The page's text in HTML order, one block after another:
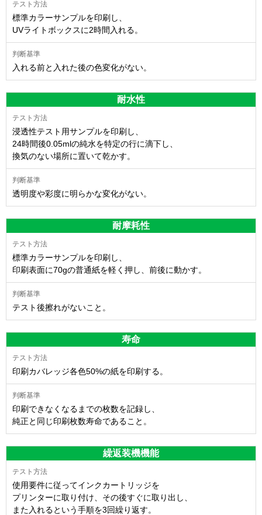
標準カラーサンプルを印刷し、
UVライトボックスに2時間入れる。
入れる前と入れた後の色変化がない。
耐水性
浸透性テスト用サンプルを印刷し、
24時間後0.05mlの純水を特定の行に滴下し、
換気のない場所に置いて乾かす。
透明度や彩度に明らかな変化がない。
耐摩耗性
標準カラーサンプルを印刷し、
印刷表面に70gの普通紙を軽く押し、前後に動かす。
テスト後擦れがないこと。
寿命
印刷カバレッジ各色50%の紙を印刷する。
印刷できなくなるまでの枚数を記録し、
純正と同じ印刷枚数寿命であること。
繰返装機機能
使用要件に従ってインクカートリッジを
プリンターに取り付け、その後すぐに取り出し、
また入れるという手順を3回繰り返す。